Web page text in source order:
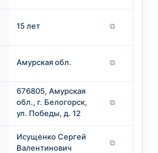
15 лет ⧉
Амурская обл. ⧉
676805, Амурская
обл., г. Белогорск,
ул. Победы, д. 12
⧉
Исущенко Сергей
Валентинович
⧉